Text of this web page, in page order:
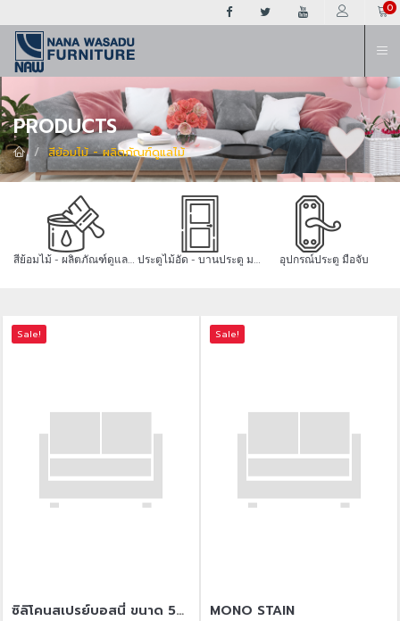
0
PRODUCTS
สีย้อมไม้ - ผลิตภัณฑ์ดูแลไม้
สีย้อมไม้ - ผลิตภัณฑ์ดูแลไม้ ประตูไม้อัด - บานประตู มอก. อุปกรณ์ประตู มือจับ
Sale!
ซิลิโคนสเปรย์บอสนี่ ขนาด 500 มล.
Sale!
MONO STAIN